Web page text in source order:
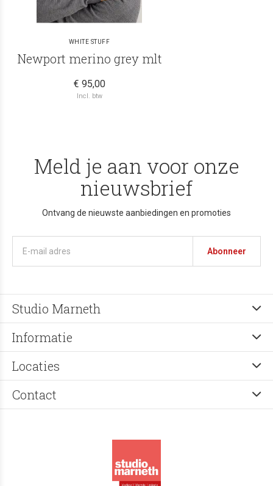
WHITE STUFF
Newport merino grey mlt
€ 95,00
Incl. btw
Meld je aan voor onze
nieuwsbrief
Ontvang de nieuwste aanbiedingen en promoties
Abonneer
Studio Marneth
Informatie
Locaties
Contact